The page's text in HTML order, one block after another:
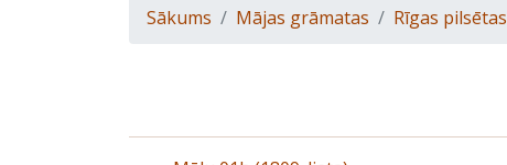
Sākums Mājas grāmatas Rīgas pilsētas